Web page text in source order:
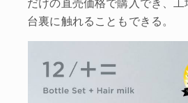
だけの直売価格で購入でき、
台裏に触れることもできる。